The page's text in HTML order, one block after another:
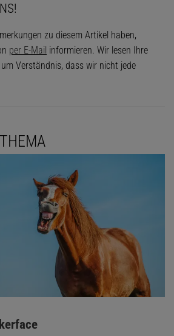
zu diesem Artikel haben,
per E-Mail informieren. Wir lesen Ihre
Verständnis, dass wir nicht jede